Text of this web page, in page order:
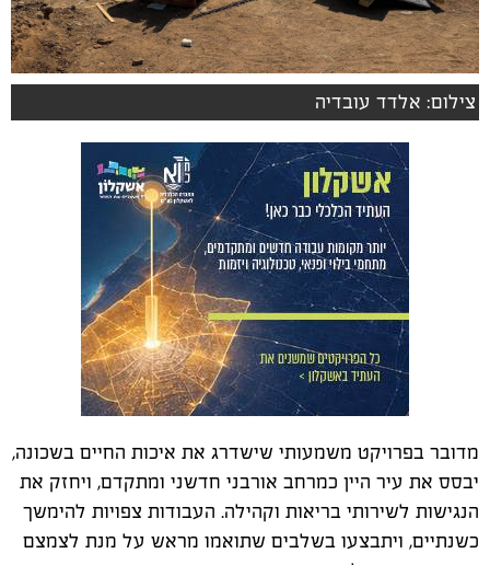
צילום: אלדד עובדיה
מדובר בפרויקט משמעותי שישדרג את איכות החיים בשכונה,
יבסס את עיר היין כמרחב אורבני חדשני ומתקדם, ויחזק את
הנגישות לשירותי בריאות וקהילה. העבודות צפויות להימשך
כשנתיים, ויתבצעו בשלבים שתואמו מראש על מנת לצמצם